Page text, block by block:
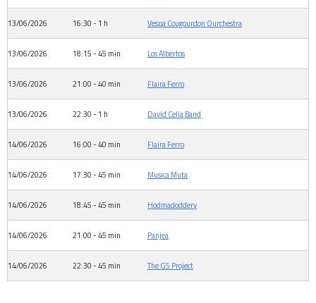
13/06/2026 16:30 - 1 h Vespa Cougourdon Ourchestra
13/06/2026 18:15 - 45 min Los Albertos
13/06/2026 21:00 - 40 min Flaira Ferro
13/06/2026 22:30 - 1 h David Celia Band
14/06/2026 16:00 - 40 min Flaira Ferro
14/06/2026 17:30 - 45 min Musica Muta
14/06/2026 18:45 - 45 min Hodmadoddery
14/06/2026 21:00 - 45 min Panjea
14/06/2026 22:30 - 45 min The G5 Project